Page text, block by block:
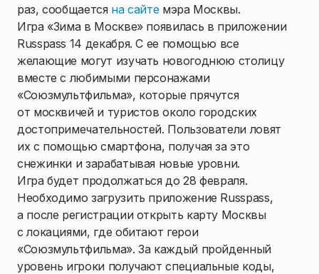
раз, сообщается на сайтемэра Москвы.
Игра «Зима в Москве» появилась в приложении
Russpass 14 декабря. С ее помощью все
желающие могут изучать новогоднюю столицу
вместе с любимыми персонажами
«Союзмультфильма», которые прячутся
от москвичей и туристов около городских
достопримечательностей. Пользователи ловят
их с помощью смартфона, получая за это
снежинки и зарабатывая новые уровни.
Игра будет продолжаться до 28 февраля.
Необходимо загрузить приложение Russpass,
а после регистрации открыть карту Москвы
с локациями, где обитают герои
«Союзмультфильма». За каждый пройденный
уровень игроки получают специальные коды,